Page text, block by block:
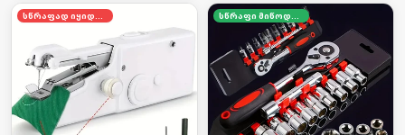
სწრაფად იყიდება სწრაფი მიწოდება